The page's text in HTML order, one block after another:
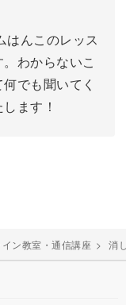
はんこのレッス
わからないこ
でも聞いてく
ます！
ン教室・通信講座 > 消